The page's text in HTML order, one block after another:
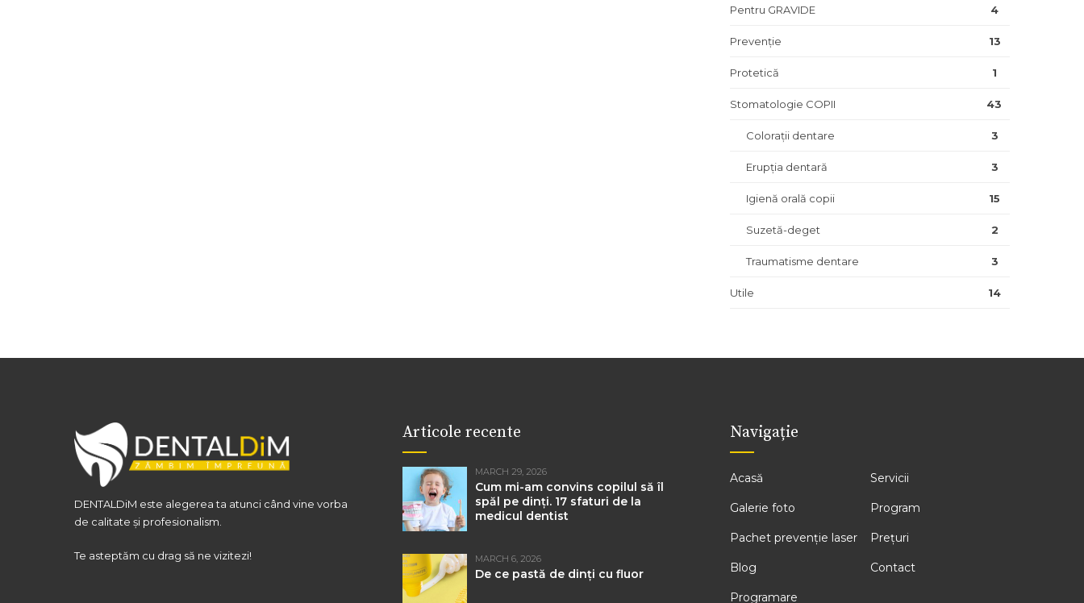
Pentru GRAVIDE 4
Prevenție 13
Protetică 1
Stomatologie COPII 43
Colorații dentare 3
Erupția dentară 3
Igienă orală copii 15
Suzetă-deget 2
Traumatisme dentare 3
Utile 14
DENTALDiM este alegerea ta atunci când vine vorba
de calitate și profesionalism.
Te asteptăm cu drag să ne vizitezi!
Articole recente
MARCH 29, 2026
Cum mi-am convins copilul să îl
spăl pe dinți. 17 sfaturi de la
medicul dentist
MARCH 6, 2026
De ce pastă de dinți cu fluor
Navigație
Acasă Servicii
Galerie foto Program
Pachet prevenție laser Prețuri
Blog Contact
Programare